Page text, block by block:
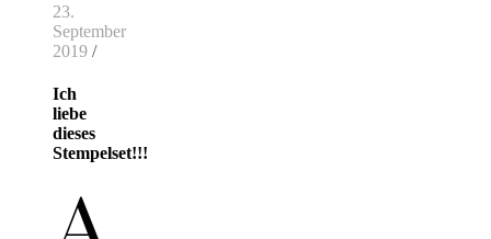
23.
September
2019 /
Ich
liebe
dieses
Stempelset!!!